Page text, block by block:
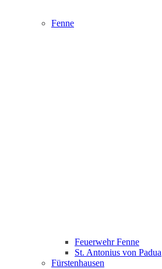
Fenne
Feuerwehr Fenne
St. Antonius von Padua
Fürstenhausen